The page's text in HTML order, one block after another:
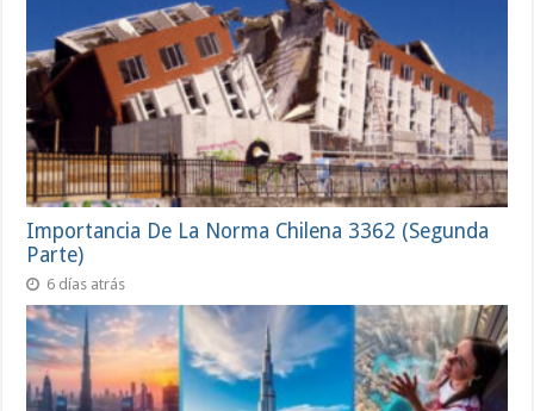
Importancia De La Norma Chilena 3362 (Segunda
Parte)
6 días atrás